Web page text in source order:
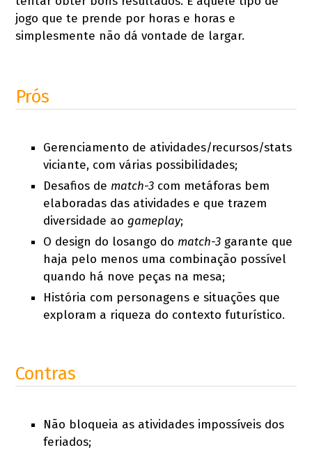
jogo que te prende por horas e horas e
simplesmente não dá vontade de largar.
Prós
Gerenciamento de atividades/recursos/stats
viciante, com várias possibilidades;
Desafios de match-3 com metáforas bem
elaboradas das atividades e que trazem
diversidade aogameplay;
O design do losango do match-3 garante que
haja pelo menos uma combinação possível
quando há nove peças na mesa;
História com personagens e situações que
exploram a riqueza do contexto futurístico.
Contras
Não bloqueia as atividades impossíveis dos
feriados;